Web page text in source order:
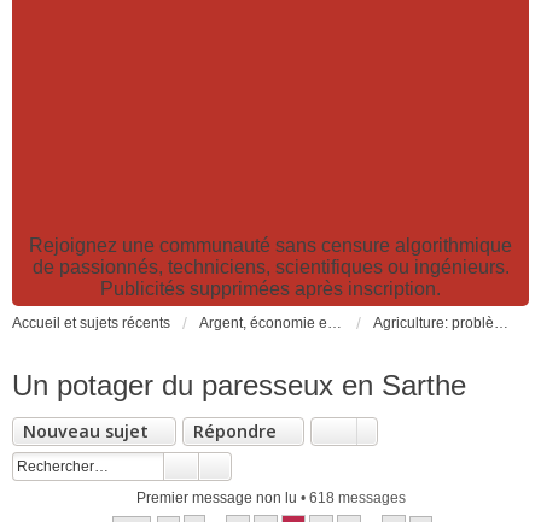
Rejoignez une communauté sans censure algorithmique
de passionnés, techniciens, scientifiques ou ingénieurs.
Publicités supprimées après inscription.
Accueil et sujets récents Argent, économie et finance. Alimentation et agriculture. Développement durable, pollution de l'air et catastrophes. Gestion des déchets. Agriculture: problèmes et pollutions, nouvelles techniques et solutions
Un potager du paresseux en Sarthe
Nouveau sujet Répondre
Premier message non lu • 618 messages